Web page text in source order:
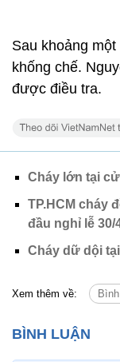
Sau khoảng
khống chế.
được điều tra.
Cháy lớn tại
TP.HCM cháy
đầu nghỉ lễ 30/
Cháy dữ dội
Xem thêm về: